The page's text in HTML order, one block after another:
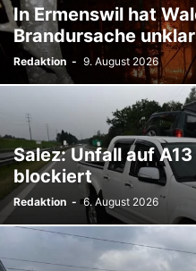
In Ermenswil hat
Brandursache unklar
Redaktion - 9. August 2026
Salez: Unfall auf
blockiert
Redaktion - 6. August 2026